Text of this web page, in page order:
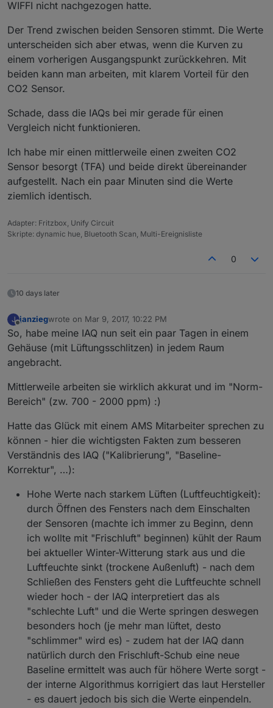
WIFFI nicht nachgezogen hatte.
Der Trend zwischen beiden Sensoren stimmt. Die Werte
unterscheiden sich aber etwas, wenn die Kurven zu
einem vorherigen Ausgangspunkt zurückkehren. Mit
beiden kann man arbeiten, mit klarem Vorteil für den
CO2 Sensor.
Schade, dass die IAQs bei mir gerade für einen
Vergleich nicht funktionieren.
Ich habe mir einen mittlerweile einen zweiten CO2
Sensor besorgt (TFA) und beide direkt übereinander
aufgestellt. Nach ein paar Minuten sind die Werte
ziemlich identisch.
Adapter: Fritzbox, Unify Circuit
Skripte: dynamic hue, Bluetooth Scan, Multi-Ereignisliste
0
10 days later
J
Offline
janziegwrote on Mar 9, 2017, 10:22 PM
last edited by
So, habe meine IAQ nun seit ein paar Tagen in einem
Gehäuse (mit Lüftungsschlitzen) in jedem Raum
angebracht.
Mittlerweile arbeiten sie wirklich akkurat und im "Norm-
Bereich" (zw. 700 - 2000 ppm) :)
Hatte das Glück mit einem AMS Mitarbeiter sprechen zu
können - hier die wichtigsten Fakten zum besseren
Verständnis des IAQ ("Kalibrierung", "Baseline-
Korrektur", …):
Hohe Werte nach starkem Lüften (Luftfeuchtigkeit):
durch Öffnen des Fensters nach dem Einschalten
der Sensoren (machte ich immer zu Beginn, denn
ich wollte mit "Frischluft" beginnen) kühlt der Raum
bei aktueller Winter-Witterung stark aus und die
Luftfeuchte sinkt (trockene Außenluft) - nach dem
Schließen des Fensters geht die Luftfeuchte schnell
wieder hoch - der IAQ interpretiert das als
"schlechte Luft" und die Werte springen deswegen
besonders hoch (je mehr man lüftet, desto
"schlimmer" wird es) - zudem hat der IAQ dann
natürlich durch den Frischluft-Schub eine neue
Baseline ermittelt was auch für höhere Werte sorgt -
der interne Algorithmus korrigiert das laut Hersteller
- es dauert jedoch bis sich die Werte einpendeln.